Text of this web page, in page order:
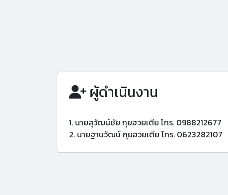
ผู้ดำเนินงาน
1. นายสุวัฒน์ชัย กุยฮวยเตีย โทร. 0988212677
2. นายฐานวัฒน์ กุยฮวยเตีย โทร. 0623282107